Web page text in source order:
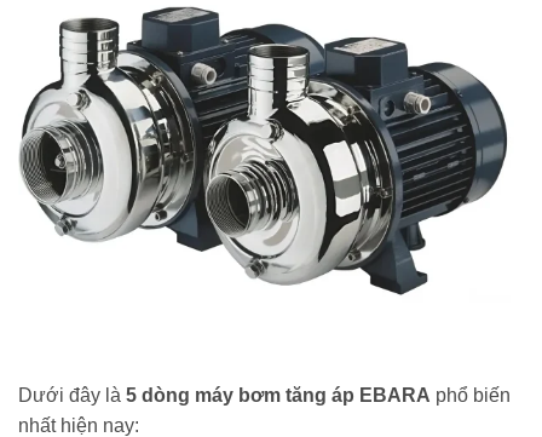
Dưới đây là 5 dòng máy bơm tăng áp EBARA phổ biến
nhất hiện nay: